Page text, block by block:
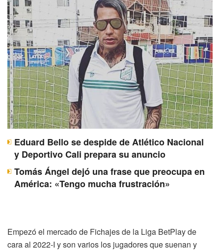
Eduard Bello se despide de Atlético Nacional
y Deportivo Cali prepara su anuncio
Tomás Ángel dejó una frase que preocupa en
América: «Tengo mucha frustración»
Empezó el mercado de Fichajes de la Liga BetPlay de
cara al 2022-I y son varios los jugadores que suenan y